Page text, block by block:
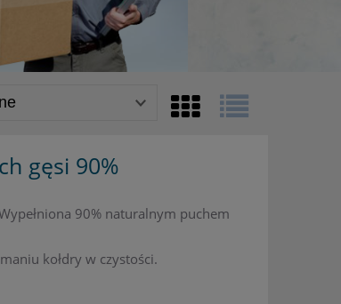
gęsi 90%
90% naturalnym puchem
kołdry w czystości.